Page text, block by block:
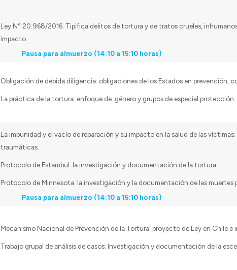
Ley N° 20.968/2016. Tipifica delitos de tortura y de tratos crueles,
impacto.
Pausa para almuerzo (14:10 a 15:10 horas)
Obligación de debida diligencia: obligaciones de los Estados en prevención,
La práctica de la tortura: enfoque de género y grupos de especial protección.
La impunidad y el vacío de reparación y su impacto en la salud de las
traumáticas.
Protocolo de Estambul: la investigación y documentación de la tortura.
Protocolo de Minnesota: la investigación y la documentación de las muertes
Pausa para almuerzo (14:10 a 15:10 horas)
Mecanismo Nacional de Prevención de la Tortura: proyecto de Ley en Chile e
Trabajo grupal de análisis de casos: Investigación y documentación de la